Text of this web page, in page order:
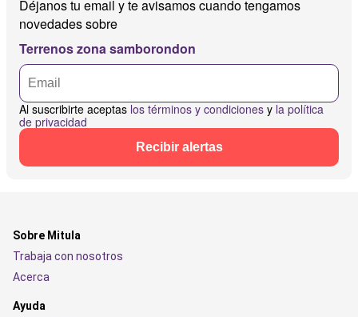
Déjanos tu email y te avisamos cuando tengamos
novedades sobre
Terrenos zona samborondon
Al suscribirte aceptas los términos y condiciones y la política
de privacidad
Recibir alertas
Sobre Mitula
Trabaja con nosotros
Acerca
Ayuda